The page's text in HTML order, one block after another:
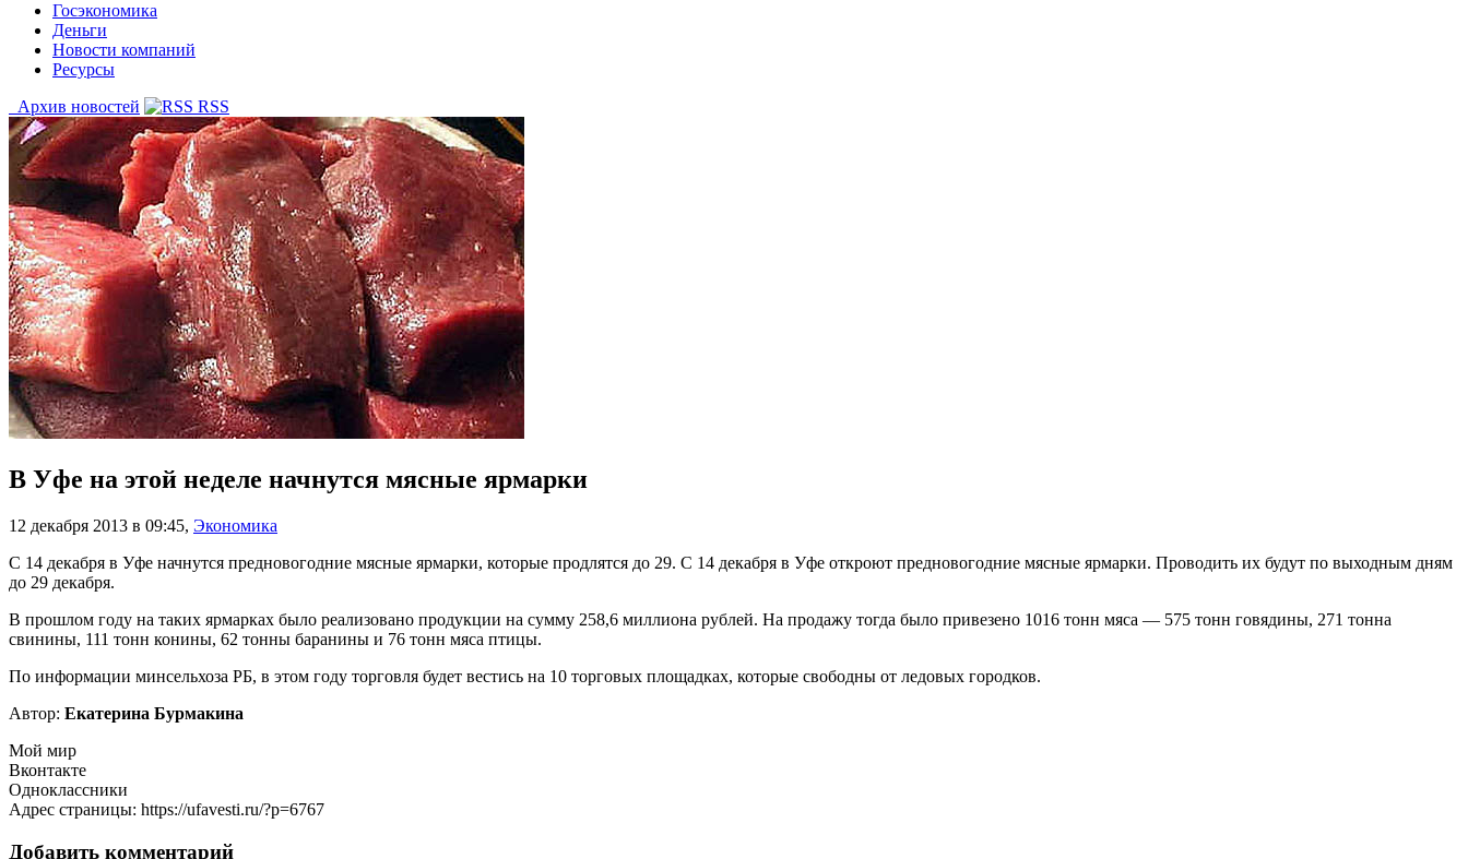
Госэкономика
Деньги
Новости компаний
Ресурсы
Архив новостей
RSS
В Уфе на этой неделе начнутся мясные ярмарки
12 декабря 2013 в 09:45, Экономика
С 14 декабря в Уфе начнутся предновогодние мясные ярмарки, которые продлятся до 29. С 14 декабря в Уфе откроют предновогодние мясные ярмарки. Проводить их будут по выходным дням
до 29 декабря.
В прошлом году на таких ярмарках было реализовано продукции на сумму 258,6 миллиона рублей. На продажу тогда было привезено 1016 тонн мяса — 575 тонн говядины, 271 тонна
свинины, 111 тонн конины, 62 тонны баранины и 76 тонн мяса птицы.
По информации минсельхоза РБ, в этом году торговля будет вестись на 10 торговых площадках, которые свободны от ледовых городков.
Автор: Екатерина Бурмакина
Мой мир
Вконтакте
Одноклассники
Адрес страницы: https://ufavesti.ru/?p=6767
Добавить комментарий